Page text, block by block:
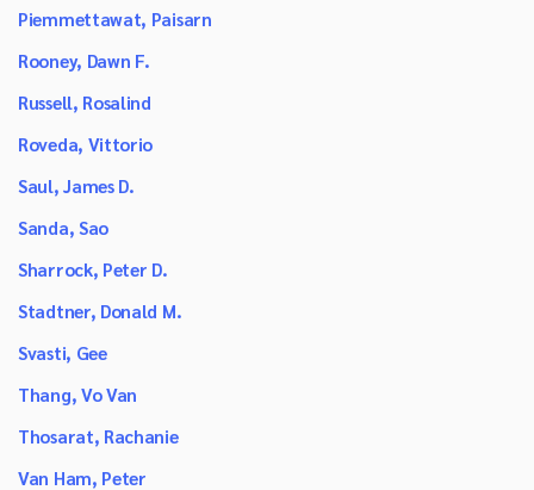
Piemmettawat, Paisarn
Rooney, Dawn F.
Russell, Rosalind
Roveda, Vittorio
Saul, James D.
Sanda, Sao
Sharrock, Peter D.
Stadtner, Donald M.
Svasti, Gee
Thang, Vo Van
Thosarat, Rachanie
Van Ham, Peter